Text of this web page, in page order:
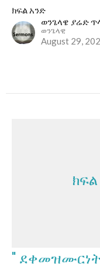
ክፍል አንድ
ወንጌላዌ ያሬድ
ወንጌላዊ
August 29,
" ደቀመዝሙርነት